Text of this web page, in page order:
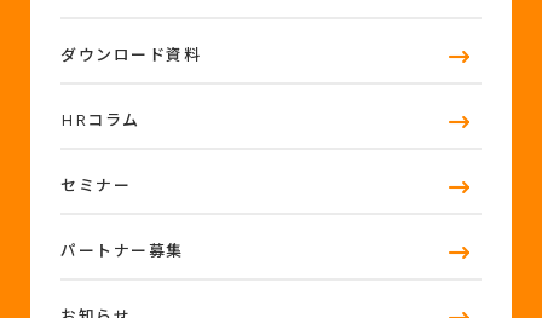
ダウンロード資料
HRコラム
セミナー
パートナー募集